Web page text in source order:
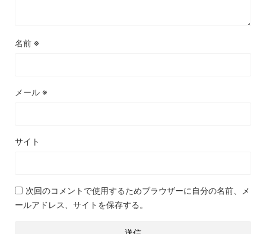
名前 ※
メール ※
サイト
次回のコメントで使用するためブラウザーに自分の名前、メ
ールアドレス、サイトを保存する。